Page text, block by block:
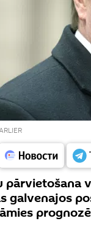
pārvietošana
galvenajos